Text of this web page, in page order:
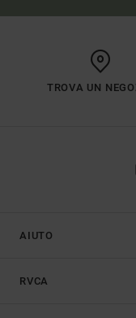
TROVA UN
AIUTO
RVCA